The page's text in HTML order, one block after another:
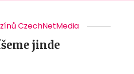
CzechNetMedia
jinde